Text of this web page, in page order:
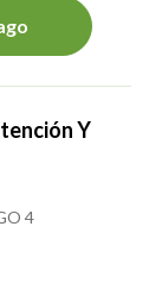
Y
4